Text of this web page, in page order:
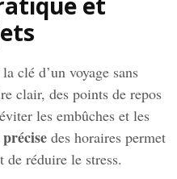
clé d’un voyage sans
clair, des points de repos
les embûches et les
des horaires permet
réduire le stress.